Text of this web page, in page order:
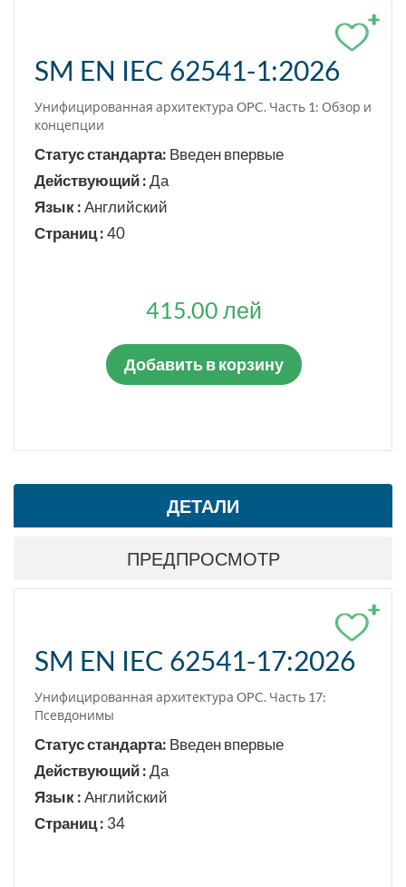
+
SM EN IEC 62541-1:2026
Унифицированная архитектура OPC. Часть 1: Обзор и
концепции
Статус стандарта: Введен впервые
Действующий :Да
Язык :Английский
Страниц :40
415.00 лей
Добавить в корзину
ДЕТАЛИ
ПРЕДПРОСМОТР
+
SM EN IEC 62541-17:2026
Унифицированная архитектура OPC. Часть 17:
Псевдонимы
Статус стандарта: Введен впервые
Действующий :Да
Язык :Английский
Страниц : 34